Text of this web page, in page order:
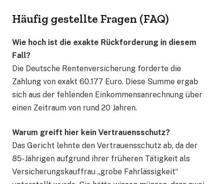
Häufig gestellte Fragen (FAQ)
Wie hoch ist die exakte Rückforderung in diesem
Fall?
Die Deutsche Rentenversicherung forderte die
Zahlung von exakt 60.177 Euro. Diese Summe ergab
sich aus der fehlenden Einkommensanrechnung über
einen Zeitraum von rund 20 Jahren.
Warum greift hier kein Vertrauensschutz?
Das Gericht lehnte den Vertrauensschutz ab, da der
85-Jährigen aufgrund ihrer früheren Tätigkeit als
Versicherungskauffrau „grobe Fahrlässigkeit“